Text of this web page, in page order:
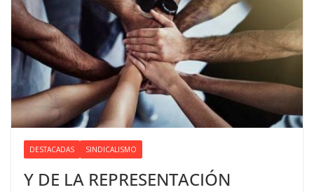
DESTACADAS SINDICALISMO
Y DE LA REPRESENTACIÓN